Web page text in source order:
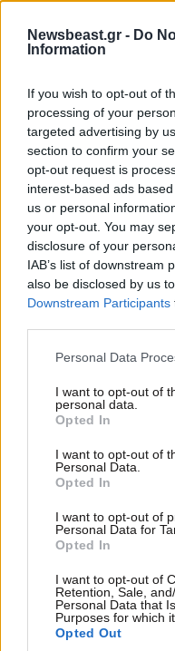
Newsbeast.gr - Do
Information
If you wish to opt-out of
processing of your
targeted advertising by
section to confirm your
opt-out request is
interest-based ads
us or personal
your opt-out. You may
disclosure of your
IAB’s list of downstream
also be disclosed by us
Downstream Participants
Please note that this
not limited to your visit
grant or deny consent to
use your data for below
consent section.
Personal Data
I want to opt-out of
personal data.
Opted In
I want to opt-out of
Personal Data.
Opted In
I want to opt-out of
Personal Data for
Opted In
I want to opt-out of
Retention, Sale,
Personal Data that
Purposes for which
Opted Out
Φιάλη οξυγόνου? Σε
αέρα. Το οξυγόνο
καταστάσεις. Οι
ατμόσφαιρες περίπου
Απαντήστε
Τι λες ρε
Τόσα ξέρεις τόσα
το επικινδυνι
Για
πήγαινε με
Αυτό
μπουκάλες
οξυγόνο.
έναν παλιό
πτυχία μας.